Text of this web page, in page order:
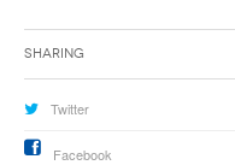
Sharing
Twitter
Facebook